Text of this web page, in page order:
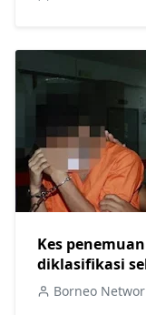
Kes
diklasifikasi
Borneo